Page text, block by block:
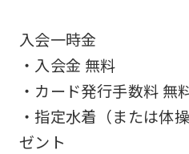
入会一時金
・入会金 無料
・カード発行手数料 無
・指定水着（または体
ゼント